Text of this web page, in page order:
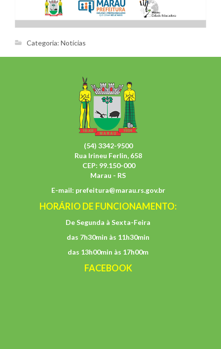
Categoria: Notícias
(54) 3342-9500
Rua Irineu Ferlin, 658
CEP: 99.150-000
Marau - RS
E-mail: prefeitura@marau.rs.gov.br
HORÁRIO DE FUNCIONAMENTO:
De Segunda à Sexta-Feira
das 7h30min às 11h30min
das 13h00min às 17h00m
FACEBOOK